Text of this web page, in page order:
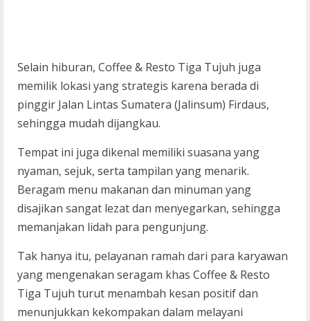
Selain hiburan, Coffee & Resto Tiga Tujuh juga
memilik lokasi yang strategis karena berada di
pinggir Jalan Lintas Sumatera (Jalinsum) Firdaus,
sehingga mudah dijangkau.
Tempat ini juga dikenal memiliki suasana yang
nyaman, sejuk, serta tampilan yang menarik.
Beragam menu makanan dan minuman yang
disajikan sangat lezat dan menyegarkan, sehingga
memanjakan lidah para pengunjung.
Tak hanya itu, pelayanan ramah dari para karyawan
yang mengenakan seragam khas Coffee & Resto
Tiga Tujuh turut menambah kesan positif dan
menunjukkan kekompakan dalam melayani